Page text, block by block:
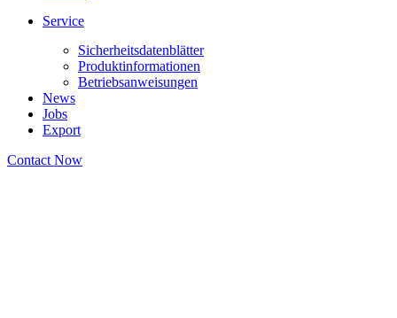
Service
Sicherheitsdatenblätter
Produktinformationen
Betriebsanweisungen
News
Jobs
Export
Contact Now